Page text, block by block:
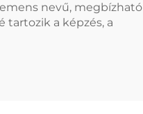
nevű, megbízható
a képzés, a